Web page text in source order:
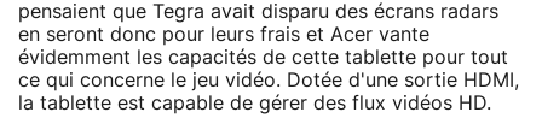
pensaient que Tegra avait disparu des écrans radars
en seront donc pour leurs frais et Acer vante
évidemment les capacités de cette tablette pour tout
ce qui concerne le jeu vidéo. Dotée d'une sortie HDMI,
la tablette est capable de gérer des flux vidéos HD.